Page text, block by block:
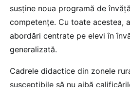
susține noua programă de
competențe. Cu toate acestea,
abordări centrate pe elevi în
generalizată.
Cadrele didactice din zonele
susceptibile să nu aibă